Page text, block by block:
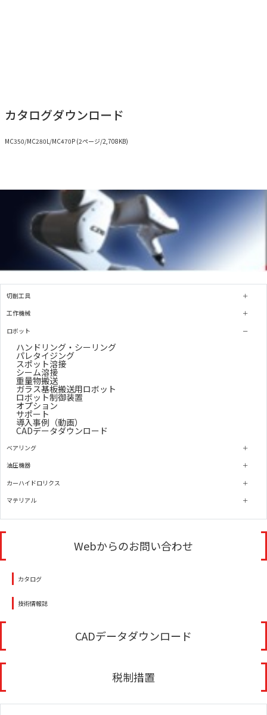
カタログダウンロード
MC350/MC280L/MC470P (2ページ/2,708KB)
切削工具
工作機械
ロボット
ハンドリング・シーリング
パレタイジング
スポット溶接
シーム溶接
重量物搬送
ガラス基板搬送用ロボット
ロボット制御装置
オプション
サポート
導入事例（動画）
CADデータダウンロード
ベアリング
油圧機器
カーハイドロリクス
マテリアル
Webからのお問い合わせ
カタログ
技術情報誌
CADデータダウンロード
税制措置